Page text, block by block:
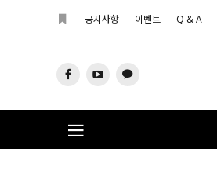
공지사항 이벤트 Q & A